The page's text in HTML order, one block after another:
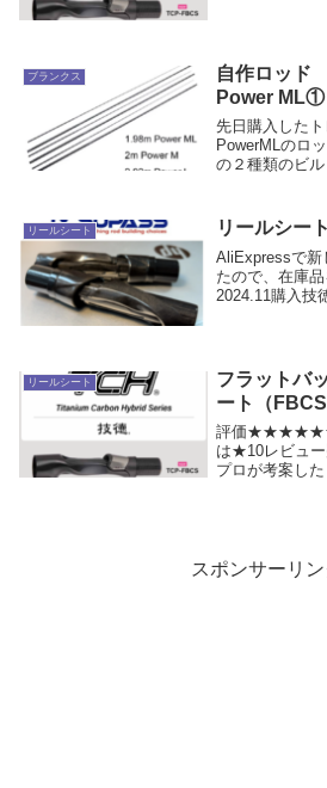
し海外で...
ブランクス
自作ロッ
Power ML①
先日購入した
PowerMLのロ
の２種類のビ
そこで、かな
リールシート リールシー
AliExpressで新
たので、在庫品
2024.11購入技
リールシート
フラットバ
ート（FBCS
評価
は★10レビュ
プロが考案し
スポンサーリン